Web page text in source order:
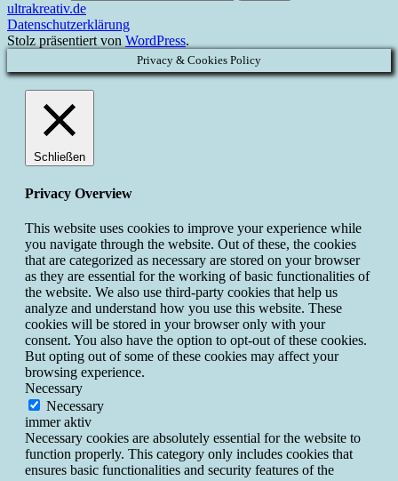
ultrakreativ.de
Datenschutzerklärung
Stolz präsentiert von WordPress.
Privacy & Cookies Policy
Schließen
Privacy Overview
This website uses cookies to improve your experience while
you navigate through the website. Out of these, the cookies
that are categorized as necessary are stored on your browser
as they are essential for the working of basic functionalities of
the website. We also use third-party cookies that help us
analyze and understand how you use this website. These
cookies will be stored in your browser only with your
consent. You also have the option to opt-out of these cookies.
But opting out of some of these cookies may affect your
browsing experience.
Necessary
Necessary
immer aktiv
Necessary cookies are absolutely essential for the website to
function properly. This category only includes cookies that
ensures basic functionalities and security features of the